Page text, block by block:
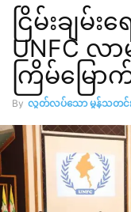
ငြိမ်းချမ်
UNFC လ
ကြိမ်မြေ
By လွတ်လပ်သော မွန်သတင်း